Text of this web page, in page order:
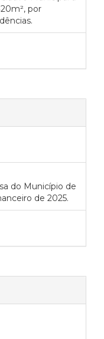
por
do Município de
de 2025.